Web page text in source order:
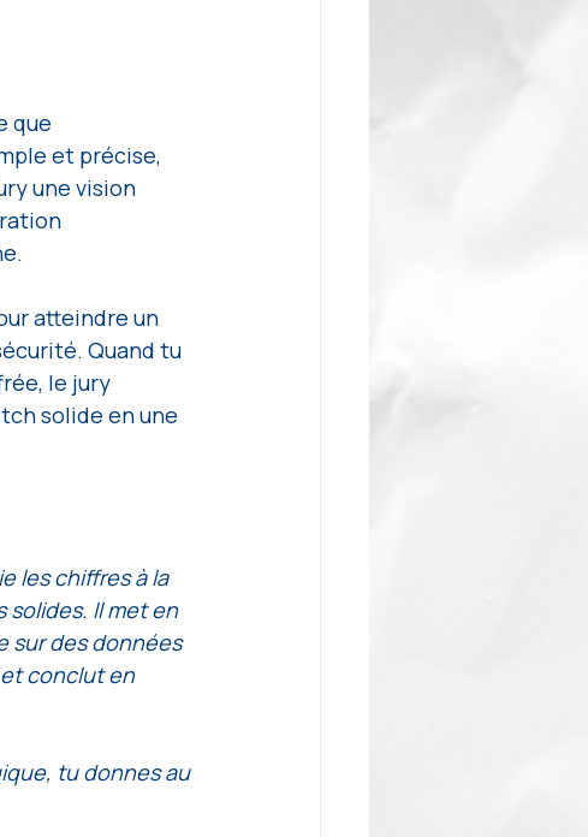
que
et précise,
une vision
atteindre un
Quand tu
le jury
solide en une
les chiffres à la
Il met en
sur des données
conclut en
tu donnes au